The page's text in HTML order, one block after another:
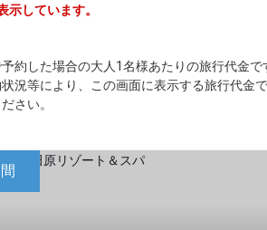
しています。
約した場合の大人1名様あたりの旅行代金
況等により、この画面に表示する旅行代
さい。